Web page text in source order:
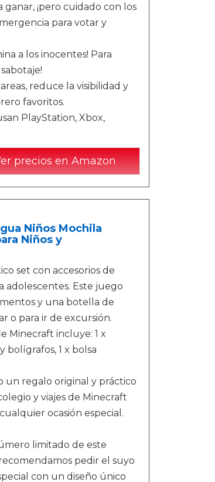
¡pero cuidado con los
para votar y
a los inocentes! Para
reduce la visibilidad y
favoritos.
PlayStation, Xbox,
precios en Amazon
Niños Mochila
Niños y
set con accesorios de
adolescentes. Este juego
y una botella de
o para ir de excursión.
Minecraft incluye: 1 x
bolígrafos, 1 x bolsa
un regalo original y práctico
y viajes de Minecraft
ocasión especial.
limitado de este
pedir el suyo
con un diseño único